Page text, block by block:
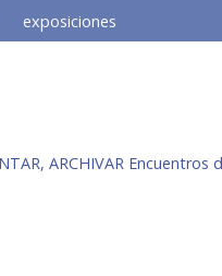
exposiciones
ARCHIVAR